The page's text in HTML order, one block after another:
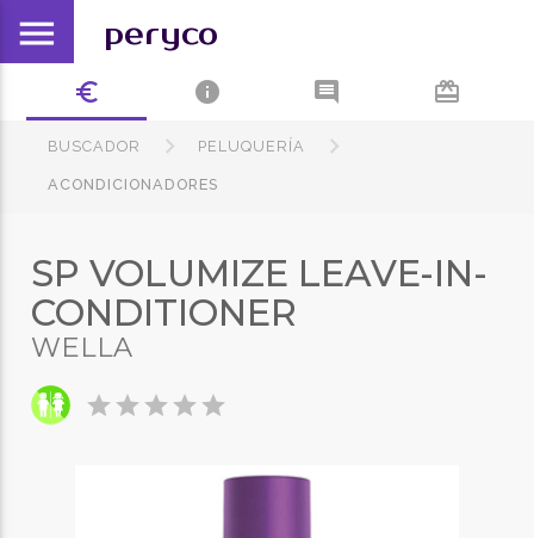
menu peryco
euro_symbol info comment card_giftcard
BUSCADOR PELUQUERÍA
ACONDICIONADORES
SP VOLUMIZE LEAVE-IN-
CONDITIONER
WELLA
starstarstarstarstar